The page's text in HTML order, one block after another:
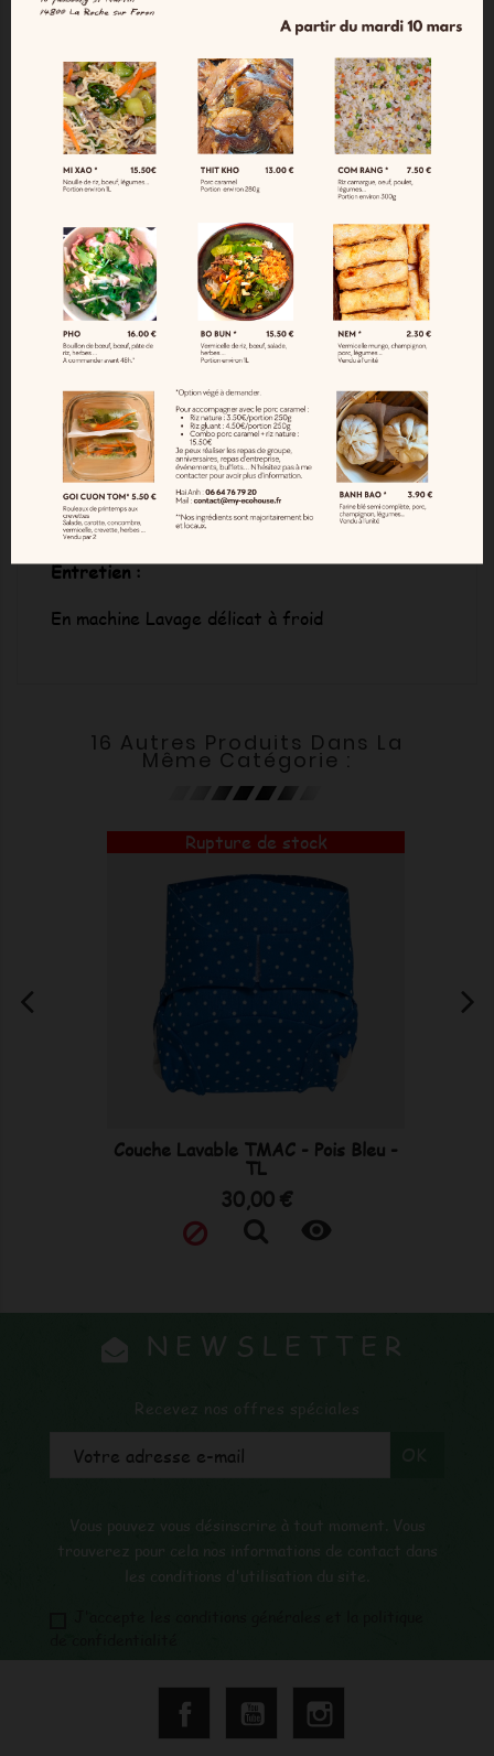
Un coté coloré et l’autre imitation peau
d’agneau tout deux des cotons biologiques.
100% Biologique
Fabriquée à la main en Haute Savoie - France
Couleurs:
Vert d'eau
Vieux rose
Bleu orage
Dimensions :
35 cm x 45 cm
Composition :
100% Coton biologique certifié GOTS
Garnissage ouate Oeko tex 100 fabriqué en
France
Entretien :
En machine Lavage délicat à froid
16 Autres Produits Dans La
Même Catégorie :
Rupture de stock
Couche Lavable TMAC - Pois Bleu -
TL
Prix
30,00 €

NEWSLETTER
Recevez nos offres spéciales
Vous pouvez vous désinscrire à tout moment. Vous
trouverez pour cela nos informations de contact dans
les conditions d'utilisation du site.
Facebook YouTube